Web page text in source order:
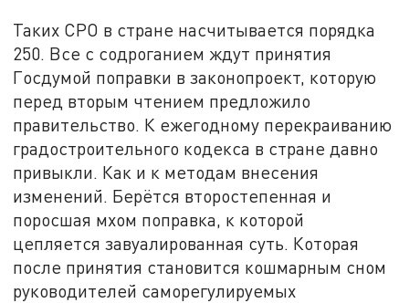
Таких СРО в стране насчитывается порядка
250. Все с содроганием ждут принятия
Госдумой поправки в законопроект, которую
перед вторым чтением предложило
правительство. К ежегодному перекраиванию
градостроительного кодекса в стране давно
привыкли. Как и к методам внесения
изменений. Берётся второстепенная и
поросшая мхом поправка, к которой
цепляется завуалированная суть. Которая
после принятия становится кошмарным сном
руководителей саморегулируемых